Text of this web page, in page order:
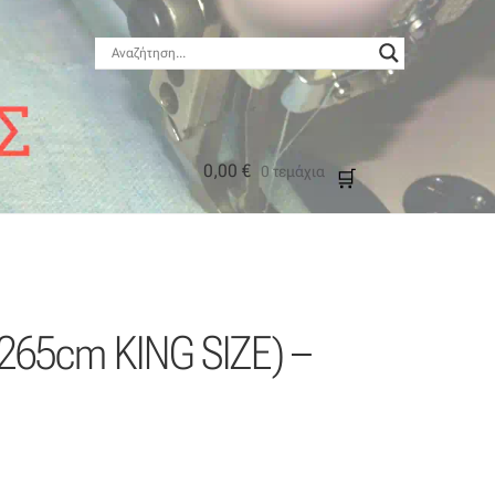
0,00 € 0 τεμάχια
KING SIZE) –